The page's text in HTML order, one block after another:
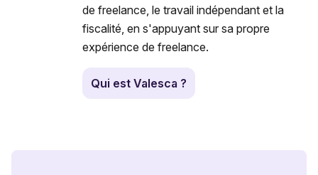
de freelance, le travail indépendant et la
fiscalité, en s'appuyant sur sa propre
expérience de freelance.
Qui est Valesca ?